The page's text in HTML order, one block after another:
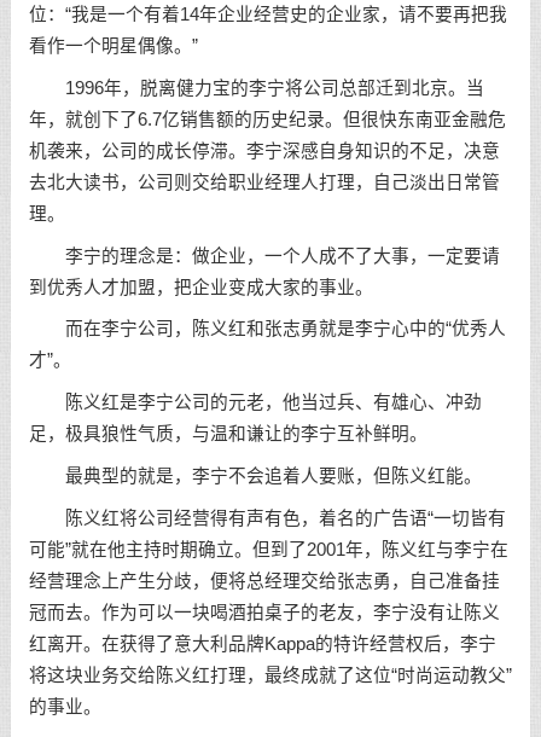
位：“我是一个有着14年企业经营史的企业家，请不要再把我
看作一个明星偶像。”
1996年，脱离健力宝的李宁将公司总部迁到北京。当
年，就创下了6.7亿销售额的历史纪录。但很快东南亚金融危
机袭来，公司的成长停滞。李宁深感自身知识的不足，决意
去北大读书，公司则交给职业经理人打理，自己淡出日常管
理。
李宁的理念是：做企业，一个人成不了大事，一定要请
到优秀人才加盟，把企业变成大家的事业。
而在李宁公司，陈义红和张志勇就是李宁心中的“优秀人
才”。
陈义红是李宁公司的元老，他当过兵、有雄心、冲劲
足，极具狼性气质，与温和谦让的李宁互补鲜明。
最典型的就是，李宁不会追着人要账，但陈义红能。
陈义红将公司经营得有声有色，着名的广告语“一切皆有
可能”就在他主持时期确立。但到了2001年，陈义红与李宁在
经营理念上产生分歧，便将总经理交给张志勇，自己准备挂
冠而去。作为可以一块喝酒拍桌子的老友，李宁没有让陈义
红离开。在获得了意大利品牌Kappa的特许经营权后，李宁
将这块业务交给陈义红打理，最终成就了这位“时尚运动教父”
的事业。